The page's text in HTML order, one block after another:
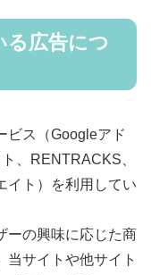
る広告につ
ビス（Googleアド
、RENTRACKS、
イト）を利用してい
ーの興味に応じた商
当サイトや他サイト